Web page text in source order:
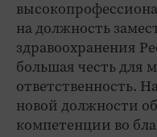
на должность
здравоохранения
большая честь для
ответственность.
новой должности
компетенции во